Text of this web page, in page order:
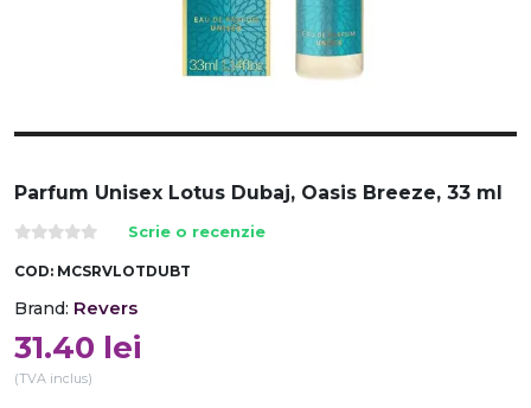
Parfum Unisex Lotus Dubaj, Oasis Breeze, 33 ml
Scrie o recenzie
COD: MCSRVLOTDUBT
Brand: Revers
31.40 lei
(TVA inclus)